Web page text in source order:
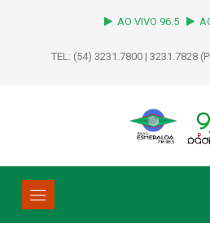
AO VIVO 96.5
TEL: (54) 3231.7800 | 3231.7828